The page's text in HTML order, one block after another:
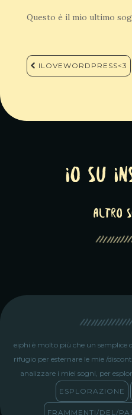
Questo è il mio ultimo
Navigazione
articoli
ILOVEWORDPRESS<3
Io su
altro
eiphi è molto più che un semplice
rifugio per esternare le mie /
analizzare i miei sogni, per
ESPLORAZIONE
FRAMMENTI/DEL/